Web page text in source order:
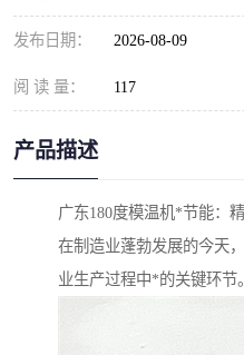
发布日期： 2026-08-09
阅 读 量： 117
产品描述
广东180度模温机*节能：
在制造业蓬勃发展的今天
业生产过程中*的关键环节。